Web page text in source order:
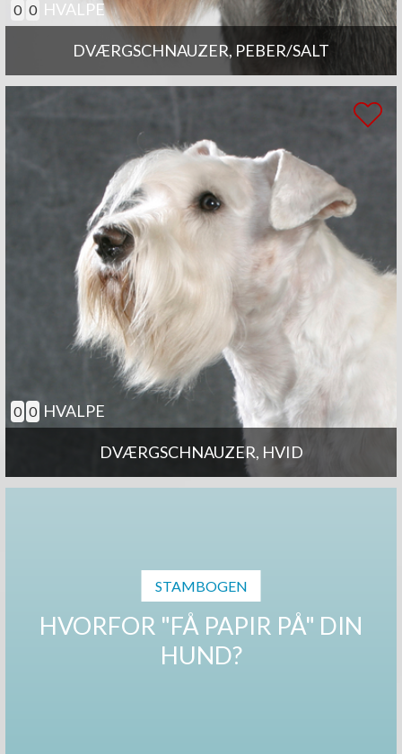
DVÆRGSCHNAUZER, PEBER/SALT
0 0 HVALPE
DVÆRGSCHNAUZER, HVID
0 0 HVALPE
STAMBOGEN
HVORFOR "FÅ PAPIR PÅ" DIN
HUND?